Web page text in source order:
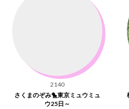
2140
さくまのぞみ🐤東京ミュウミュ
ウ25日～